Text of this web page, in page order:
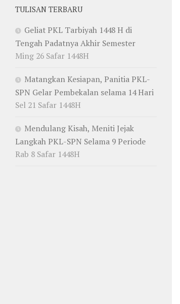
TULISAN TERBARU
Geliat PKL Tarbiyah 1448 H di
Tengah Padatnya Akhir Semester
Ming 26 Safar 1448H
Matangkan Kesiapan, Panitia PKL-
SPN Gelar Pembekalan selama 14 Hari
Sel 21 Safar 1448H
Mendulang Kisah, Meniti Jejak
Langkah PKL-SPN Selama 9 Periode
Rab 8 Safar 1448H